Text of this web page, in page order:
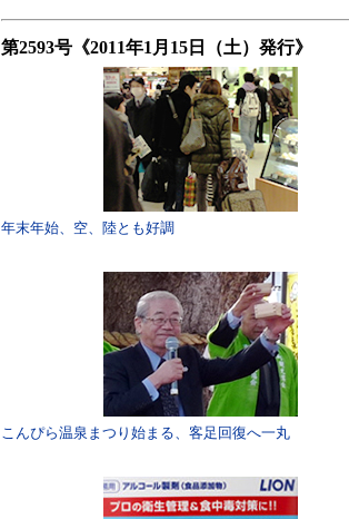
第2593号《2011年1月15日（土）発行》
年末年始、空、陸とも好調
こんぴら温泉まつり始まる、客足回復へ一丸